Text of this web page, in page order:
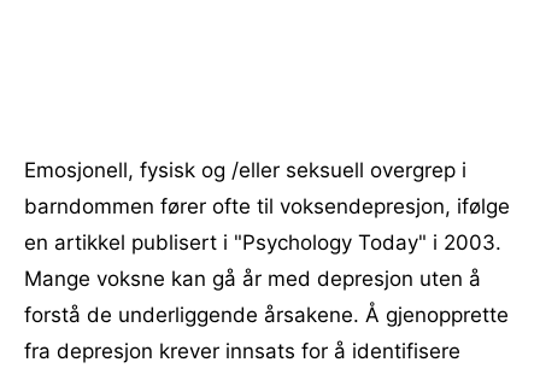
Emosjonell, fysisk og /eller seksuell overgrep i
barndommen fører ofte til voksendepresjon, ifølge
en artikkel publisert i "Psychology Today" i 2003.
Mange voksne kan gå år med depresjon uten å
forstå de underliggende årsakene. Å gjenopprette
fra depresjon krever innsats for å identifisere